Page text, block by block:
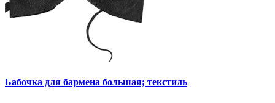
Бабочка для бармена большая; текстиль